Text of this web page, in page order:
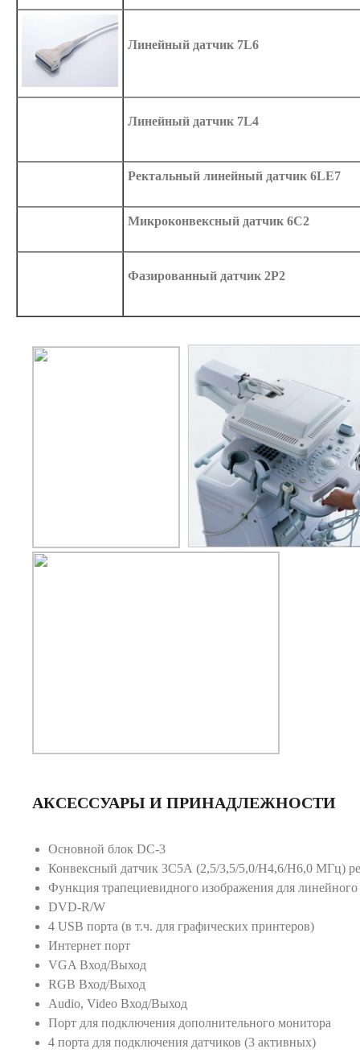
Линейный датчик 7L6
Линейный датчик 7L4
Ректальный линейный датчик 6LE7
Микроконвексный датчик 6С2
Фазированный датчик 2P2
АКСЕССУАРЫ И ПРИНАДЛЕЖНОСТИ
Основной блок DС-3
Конвексный датчик 3С5А (2,5/3,5/5,0/Н4,6/Н6,0 МГц)
Функция трапециевидного изображения для линейного
DVD-R/W
4 USB порта (в т.ч. для графических принтеров)
Интернет порт
VGA Вход/Выход
RGB Вход/Выход
Audio, Video Вход/Выход
Порт для подключения дополнительного монитора
4 порта для подключения датчиков (3 активных)